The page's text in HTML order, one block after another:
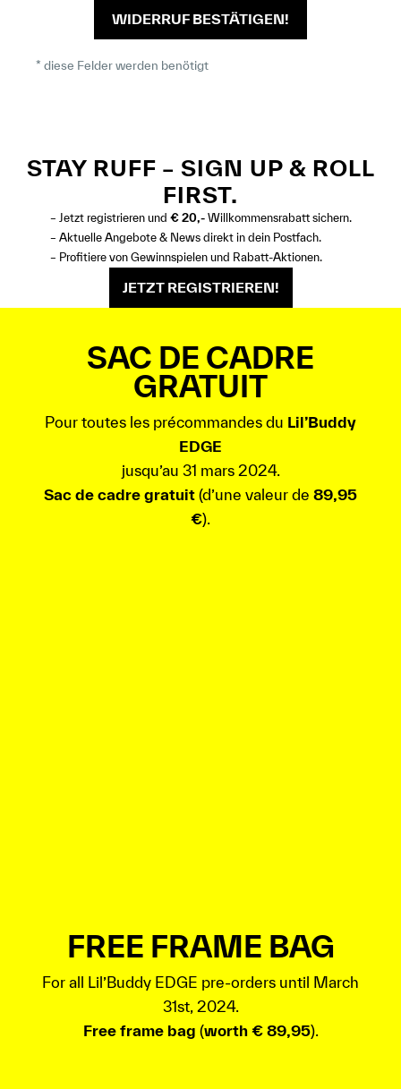
WIDERRUF BESTÄTIGEN!
* diese Felder werden benötigt
STAY RUFF – SIGN UP & ROLL
FIRST.
– Jetzt registrieren und € 20,-Willkommensrabatt sichern.
– Aktuelle Angebote & News direkt in dein Postfach.
– Profitiere von Gewinnspielen und Rabatt-Aktionen.
JETZT REGISTRIEREN!
SAC DE CADRE
GRATUIT
Pour toutes les précommandes du Lil’Buddy
EDGE
jusqu’au 31 mars 2024.
Sac de cadre gratuit (d’une valeur de 89,95
€).
FREE FRAME BAG
For all Lil’Buddy EDGE pre-orders until March
31st, 2024.
Free frame bag (worth € 89,95).